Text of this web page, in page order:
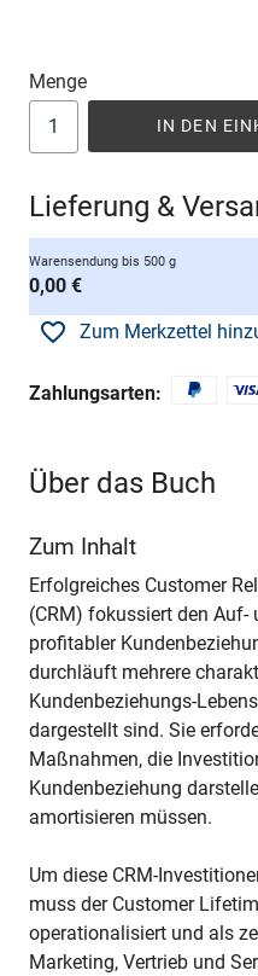
Menge
IN DEN
Lieferung &
Warensendung bis 500 g
0,00 €
Zum Merkzettel
Zahlungsarten:
Über das Buch
Zum Inhalt
Erfolgreiches Customer
(CRM) fokussiert den
profitabler
durchläuft mehrere
Kundenbeziehungs-
dargestellt sind. Sie
Maßnahmen, die
Kundenbeziehung
amortisieren müssen.
Um diese CRM-
muss der Customer
operationalisiert und als
Marketing, Vertrieb und